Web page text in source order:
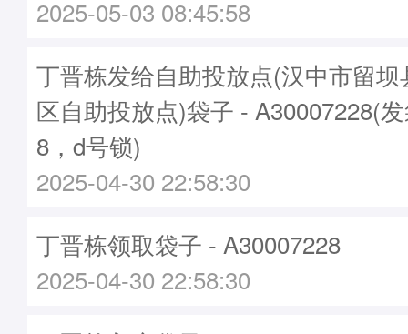
2025-05-03 08:45:58
丁晋栋发给自助投放点(汉中市留
区自助投放点)袋子 - A30007228(
8，d号锁)
2025-04-30 22:58:30
丁晋栋领取袋子 - A30007228
2025-04-30 22:58:30